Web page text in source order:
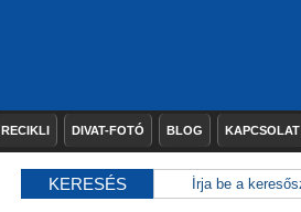
RECIKLI DIVAT-FOTÓ BLOG KAPCSOLAT
KERESÉS